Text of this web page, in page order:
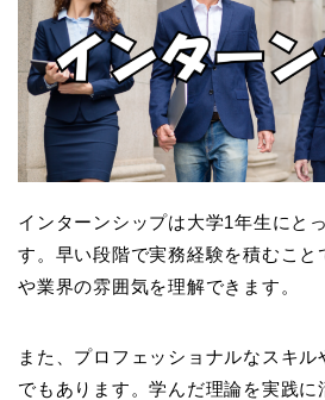
インターンシップは大学1年生にと
す。早い段階で実務経験を積むこ
や業界の雰囲気を理解できます。
また、プロフェッショナルなスキル
でもあります。学んだ理論を実践に